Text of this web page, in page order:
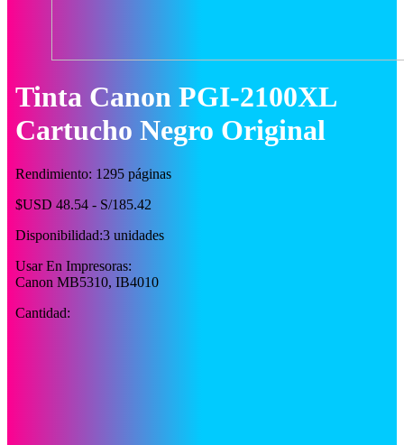
Tinta Canon PGI-2100XL
Cartucho Negro Original
Rendimiento: 1295 páginas
$USD 48.54 - S/185.42
Disponibilidad:3 unidades
Usar En Impresoras:
Canon MB5310, IB4010
Cantidad: